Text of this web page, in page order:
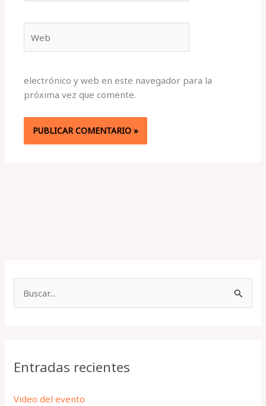
electrónico y web en este navegador para la
próxima vez que comente.
u
r
p
Entradas recientes
Video del evento